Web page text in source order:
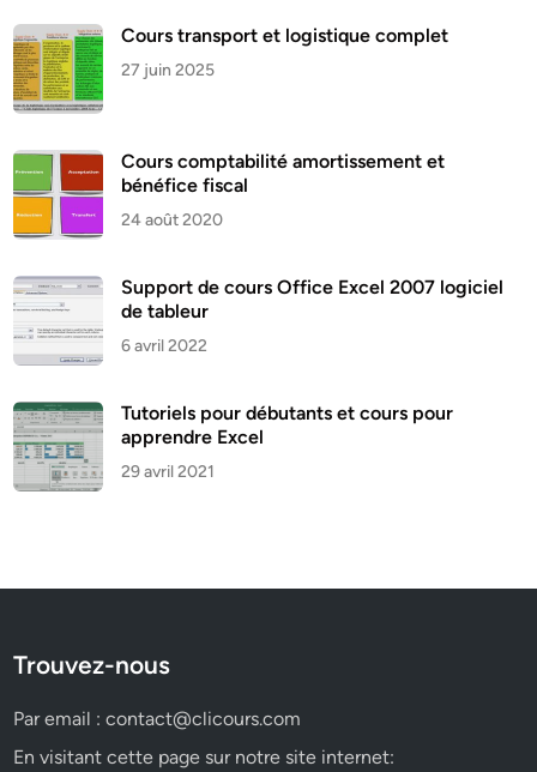
Cours transport et logistique complet
27 juin 2025
Cours comptabilité amortissement et
bénéfice fiscal
24 août 2020
Support de cours Office Excel 2007 logiciel
de tableur
6 avril 2022
Tutoriels pour débutants et cours pour
apprendre Excel
29 avril 2021
Trouvez-nous
Par email :contact@clicours.com
En visitant cette page sur notre site internet: